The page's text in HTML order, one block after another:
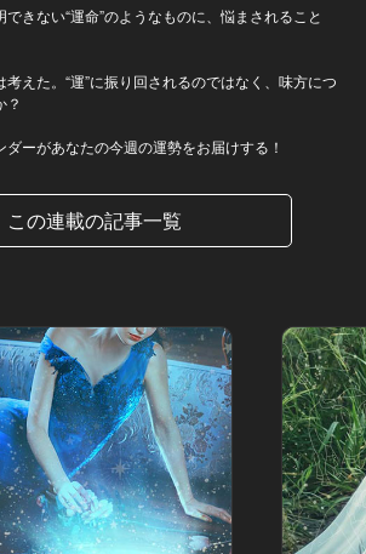
きない“運命”のようなものに、悩まされること
えた。“運”に振り回されるのではなく、味方につ
？
ーがあなたの今週の運勢をお届けする！
この連載の記事一覧